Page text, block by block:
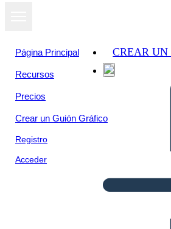
Página Principal
Recursos
Precios
Crear un Guión Gráfico
Registro
Acceder
CREAR